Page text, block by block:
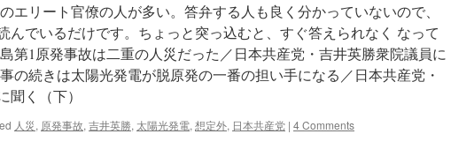
エリート官僚の人が多い。答弁する人も良く分かっていないので、
んでいるだけです。ちょっと突っ込むと、すぐ答えられなく なって
第1原発事故は二重の人災だった／日本共産党・吉井英勝衆院議員に
の続きは太陽光発電が脱原発の一番の担い手になる／日本共産党・
聞く（下）
人災, 原発事故, 吉井英勝, 太陽光発電, 想定外, 日本共産党 | 4 Comments